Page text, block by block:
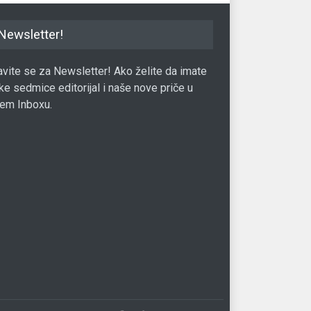
se za Newsletter! Ako želite da imate
sedmice editorijal i naše nove priče u
Inboxu.